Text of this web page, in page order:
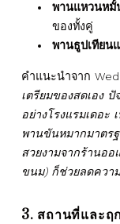
พานแหวนหมั้
ของทั้งคู่
พานธูปเทียน
คำแนะนำจาก
เตรียมของสดเอง
อย่างโรงแรมเดอะ
พานขันหมากมาตร
สวยงามจากร้านอ
ขนม) ก็ช่วยลดความ
3. สถานที่และฤ